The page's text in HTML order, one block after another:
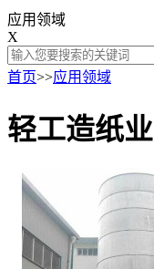
应用领域
X
首页>>应用领域
轻工造纸业